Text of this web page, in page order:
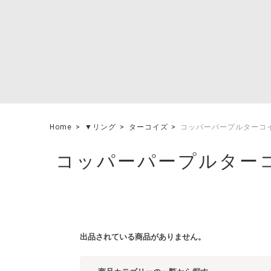
Home ▼リング ターコイズ コッパーパープルターコ
コッパーパープルター
出品されている商品がありません。